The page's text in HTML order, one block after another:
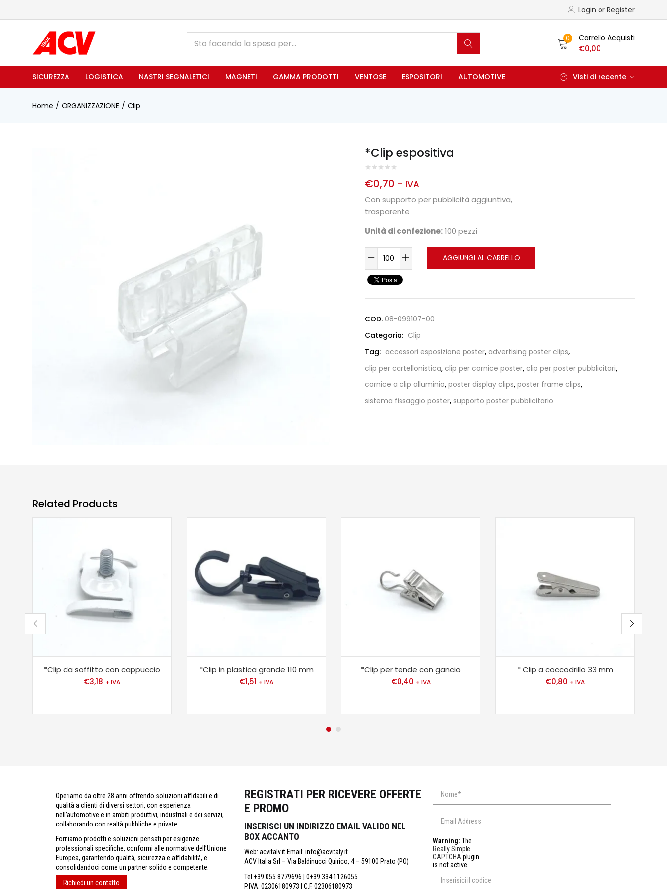
Login or Register
0 Carrello Acquisti
€0,00
SICUREZZA LOGISTICA NASTRI SEGNALETICI MAGNETI GAMMA PRODOTTI VENTOSE ESPOSITORI AUTOMOTIVE Visti di recente
Home ORGANIZZAZIONE Clip
*Clip espositiva
€0,70 + IVA
Con supporto per pubblicità aggiuntiva,
trasparente
Unità di confezione:100 pezzi
AGGIUNGI AL CARRELLO
COD: 08-099107-00
Categoria: Clip
Tag: accessori esposizione poster, advertising poster clips,
clip per cartellonistica, clip per cornice poster, clip per poster pubblicitari,
cornice a clip alluminio, poster display clips, poster frame clips,
sistema fissaggio poster, supporto poster pubblicitario
Related Products
*Clip da soffitto con cappuccio
€3,18 + IVA
*Clip in plastica grande 110 mm
€1,51 + IVA
*Clip per tende con gancio
€0,40 + IVA
* Clip a coccodrillo 33 mm
€0,80 + IVA
Operiamo da oltre 28 anni offrendo soluzioni affidabili e di
qualità a clienti di diversi settori, con esperienza
nell’automotive e in ambiti produttivi, industriali e dei servizi,
collaborando con realtà pubbliche e private.
Forniamo prodotti e soluzioni pensati per esigenze
professionali specifiche, conformi alle normative dell’Unione
Europea, garantendo qualità, sicurezza e affidabilità, e
consolidandoci come un partner solido e competente.
Richiedi un contatto
REGISTRATI PER RICEVERE OFFERTE
E PROMO
INSERISCI UN INDIRIZZO EMAIL VALIDO NEL
BOX ACCANTO
Web: acvitalv.it Email: info@acvitaly.it
ACV Italia Srl – Via Baldinucci Quirico, 4 – 59100 Prato (PO)
Tel.+39 055 8779696 | 0+39 334 1126055
P.IVA: 02306180973 | C.F. 02306180973
Warning: The
Really Simple
CAPTCHA plugin
is not active.